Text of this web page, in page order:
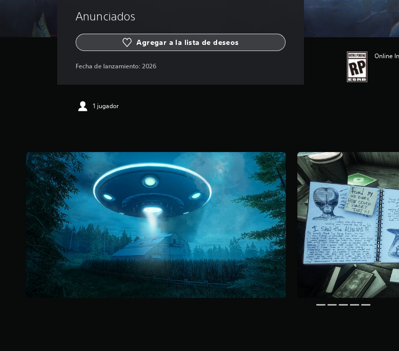
Anunciados
Agregar a la lista de deseos
Fecha de lanzamiento:2026
Online
1 jugador